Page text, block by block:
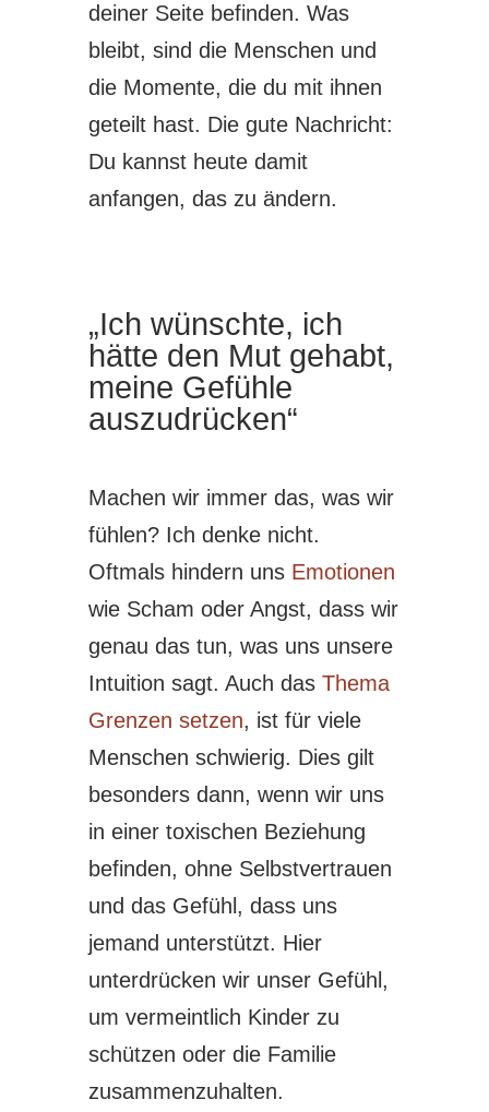
deiner Seite befinden. Was
bleibt, sind die Menschen und
die Momente, die du mit ihnen
geteilt hast. Die gute Nachricht:
Du kannst heute damit
anfangen, das zu ändern.
„Ich wünschte, ich
hätte den Mut gehabt,
meine Gefühle
auszudrücken“
Machen wir immer das, was wir
fühlen? Ich denke nicht.
Oftmals hindern uns Emotionen
wie Scham oder Angst, dass wir
genau das tun, was uns unsere
Intuition sagt. Auch das Thema
Grenzen setzen, ist für viele
Menschen schwierig. Dies gilt
besonders dann, wenn wir uns
in einer toxischen Beziehung
befinden, ohne Selbstvertrauen
und das Gefühl, dass uns
jemand unterstützt. Hier
unterdrücken wir unser Gefühl,
um vermeintlich Kinder zu
schützen oder die Familie
zusammenzuhalten.